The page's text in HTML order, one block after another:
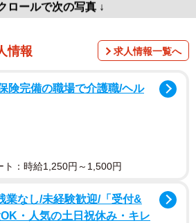
ロールで次の写真 ↓
情報 求人情報一覧へ
険完備の職場で介護職/ヘル
ト：時給1,250円～1,500円
業なし/未経験歓迎/「受付&
・人気の土日祝休み・キレ